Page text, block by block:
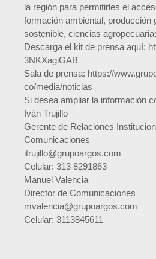
la región para permitirles el
formación ambiental, producción
sostenible, ciencias
Descarga el kit de prensa aquí:
3NKXagiGAB
Sala de prensa: https://
co/media/noticias
Si desea ampliar la información
Iván Trujillo
Gerente de Relaciones
Comunicaciones
itrujillo@grupoargos.com
Celular: 313 8291863
Manuel Valencia
Director de Comunicaciones
mvalencia@grupoargos.com
Celular: 3113845611